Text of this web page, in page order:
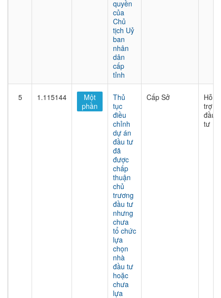
quyền
của
Chủ
tịch Uỷ
ban
nhân
dân
cấp
tỉnh
5 1.115144
Một
phần
Thủ
tục
điều
chỉnh
dự án
đầu tư
đã
được
chấp
thuận
chủ
trương
đầu tư
nhưng
chưa
tổ chức
lựa
chọn
nhà
đầu tư
hoặc
chưa
lựa
Cấp Sở
Hỗ
trợ
đầu
tư